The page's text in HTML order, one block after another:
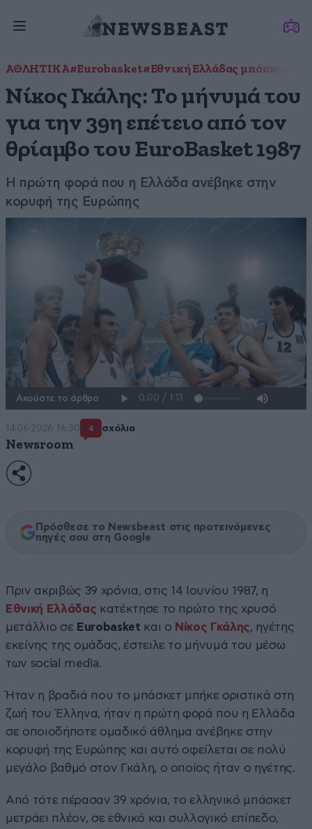
ΑΘΛΗΤΙΚΑ#Eurobasket#Εθνική Ελλάδας μπάσκετ
Νίκος Γκάλης: Το μήνυμά του
για την 39η επέτειο από τον
θρίαμβο του EuroBasket 1987
Η πρώτη φορά που η Ελλάδα ανέβηκε στην
κορυφή της Ευρώπης
Ακούστε το άρθρο
14·06·2026 16:30 4 σχόλια
Newsroom
Πρόσθεσε το Newsbeast στις προτεινόμενες
πηγές σου στη Google
Πριν ακριβώς 39 χρόνια, στις 14 Ιουνίου 1987, η
Εθνική Ελλάδας κατέκτησε το πρώτο της χρυσό
μετάλλιο σε Eurobasket και ο Νίκος Γκάλης, ηγέτης
εκείνης της ομάδας, έστειλε το μήνυμά του μέσω
των social media.
Ήταν η βραδιά που το μπάσκετ μπήκε οριστικά στη
ζωή του Έλληνα, ήταν η πρώτη φορά που η Ελλάδα
σε οποιοδήποτε ομαδικό άθλημα ανέβηκε στην
κορυφή της Ευρώπης και αυτό οφείλεται σε πολύ
μεγάλο βαθμό στον Γκάλη, ο οποίος ήταν ο ηγέτης.
Από τότε πέρασαν 39 χρόνια, το ελληνικό μπάσκετ
μετράει πλέον, σε εθνικό και συλλογικό επίπεδο,